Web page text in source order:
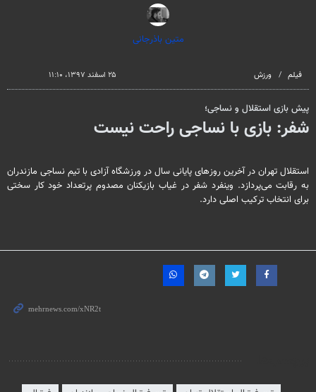
متین باذرجانی
فیلم ورزش ۲۵ اسفند ۱۳۹۷، ۱۱:۱۰
پیش بازی استقلال و نساجی؛
شفر: بازی با نساجی راحت نیست
استقلال تهران در آخرین روزهای پایانی سال در ورزشگاه آزادی با تیم نساجی مازندران
به رقابت می‌پردازد. وینفرد شفر در غیاب بازیکنان مصدوم پرتعداد خود کار سختی
برای انتخاب ترکیب اصلی دارد.